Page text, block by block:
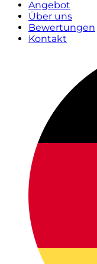
Angebot
Über uns
Bewertungen
Kontakt